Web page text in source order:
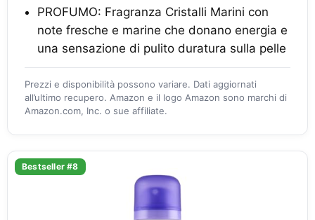
PROFUMO: Fragranza Cristalli Marini con
note fresche e marine che donano energia e
una sensazione di pulito duratura sulla pelle
Prezzi e disponibilità possono variare. Dati aggiornati
all’ultimo recupero. Amazon e il logo Amazon sono marchi di
Amazon.com, Inc. o sue affiliate.
Bestseller #8